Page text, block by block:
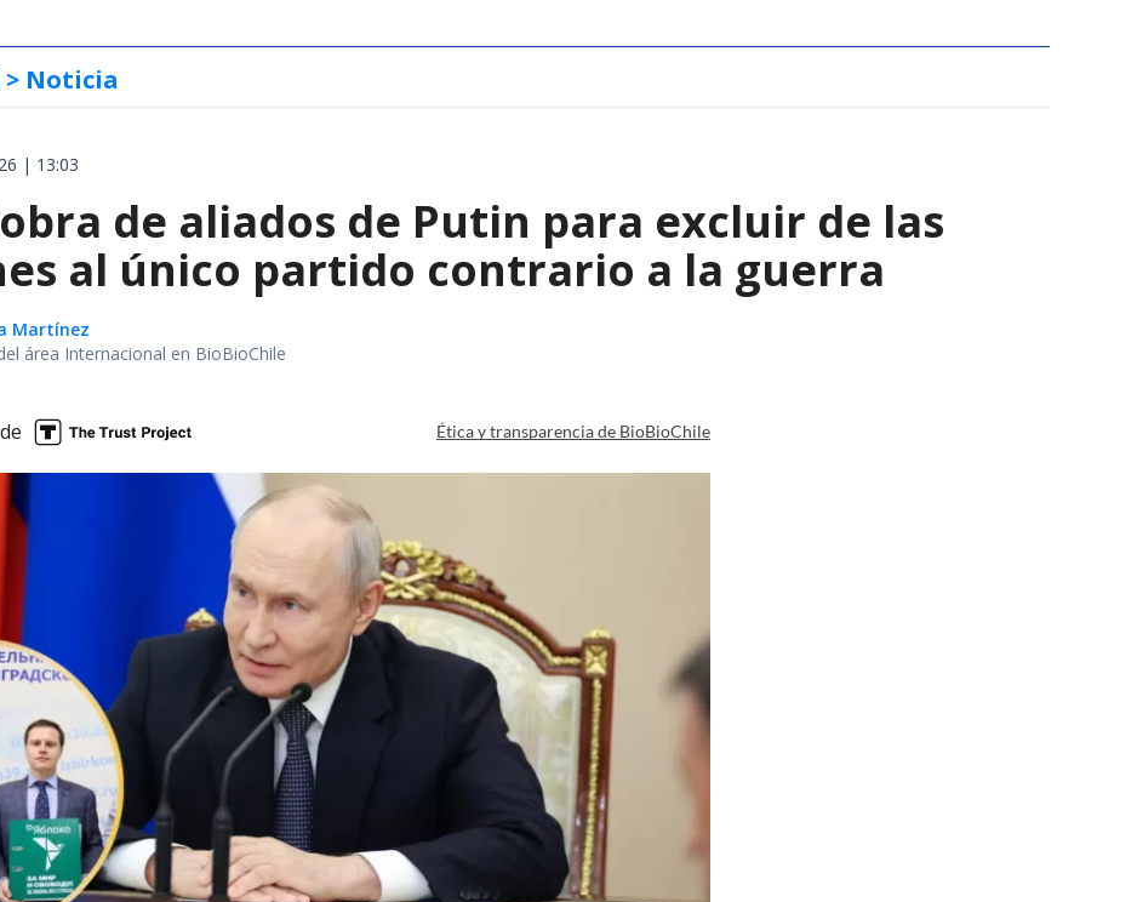
> Noticia
| 13:03
de aliados de Putin para excluir de las
al único partido contrario a la guerra
Martínez
área Internacional en BioBioChile
Ética y transparencia de BioBioChile